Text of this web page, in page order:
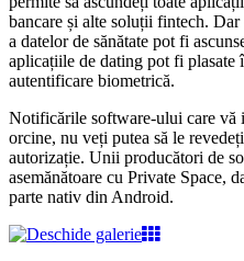
bancare și alte soluții fintech.
a datelor de sănătate pot fi
aplicațiile de dating pot fi
autentificare biometrică.
Notificările software-ului care vă
orcine, nu veți putea să le
autorizație. Unii producători de
asemănătoare cu Private Space,
parte nativ din Android.